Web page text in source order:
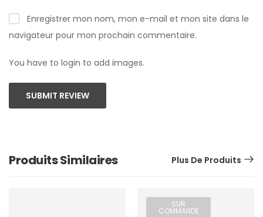
Enregistrer mon nom, mon e-mail et mon site dans le
navigateur pour mon prochain commentaire.
You have to login to add images.
SUBMIT REVIEW
Produits Similaires Plus De Produits
SUR
COMMANDE